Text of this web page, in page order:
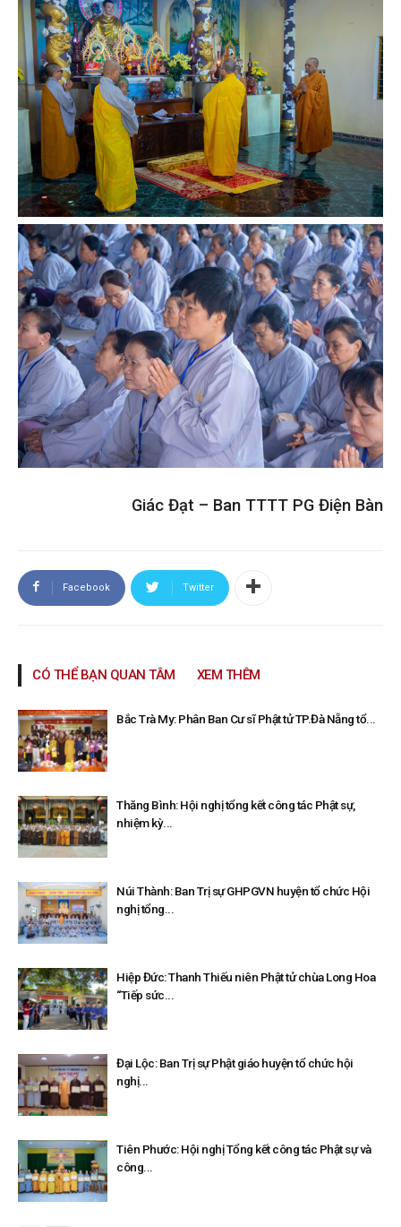
Giác Đạt – Ban TTTT PG Điện Bàn
Facebook Twitter
CÓ THỂ BẠN QUAN TÂM XEM THÊM
Bắc Trà My: Phân Ban Cư sĩ Phật tử TP.Đà Nẵng tổ...
Thăng Bình: Hội nghị tổng kết công tác Phật sự,
nhiệm kỳ...
Núi Thành: Ban Trị sự GHPGVN huyện tổ chức Hội
nghị tổng...
Hiệp Đức: Thanh Thiếu niên Phật tử chùa Long Hoa
“Tiếp sức...
Đại Lộc: Ban Trị sự Phật giáo huyện tổ chức hội
nghị...
Tiên Phước: Hội nghị Tổng kết công tác Phật sự và
công...